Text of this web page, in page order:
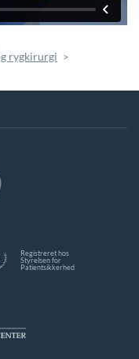
rygkirurgi
Registreret hos
Styrelsen for
Patientsikkerhed